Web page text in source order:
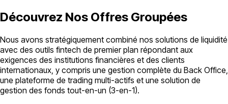
Découvrez Nos Offres Groupées
Nous avons stratégiquement combiné nos solutions de liquidité
avec des outils fintech de premier plan répondant aux
exigences des institutions financières et des clients
internationaux, y compris une gestion complète du Back Office,
une plateforme de trading multi-actifs et une solution de
gestion des fonds tout-en-un (3-en-1).